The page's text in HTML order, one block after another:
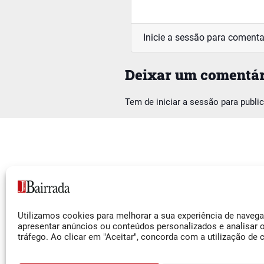
Utilizamos cookies para melhorar a sua experiência de
apresentar anúncios ou conteúdos personalizados e analisar
tráfego. Ao clicar em "Aceitar", concorda com a utilização de
Inicie a sessão para
Deixar um
Tem de iniciar a sessão para
Facebook
Instagram
YouTube